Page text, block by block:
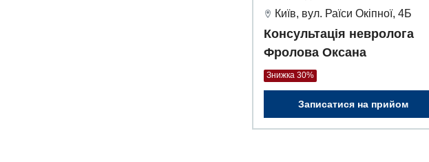
Київ, вул. Раїси Окіпної, 4Б
Консультація невролога
Фролова Оксана
Знижка 30%
Записатися на прийом